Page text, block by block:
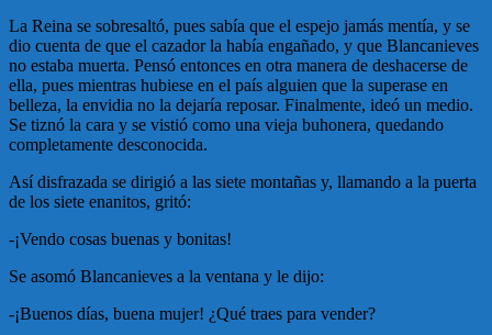
La Reina se sobresaltó, pues sabía que el espejo jamás mentía, y se
dio cuenta de que el cazador la había engañado, y que Blancanieves
no estaba muerta. Pensó entonces en otra manera de deshacerse de
ella, pues mientras hubiese en el país alguien que la superase en
belleza, la envidia no la dejaría reposar. Finalmente, ideó un medio.
Se tiznó la cara y se vistió como una vieja buhonera, quedando
completamente desconocida.
Así disfrazada se dirigió a las siete montañas y, llamando a la puerta
de los siete enanitos, gritó:
-¡Vendo cosas buenas y bonitas!
Se asomó Blancanieves a la ventana y le dijo:
-¡Buenos días, buena mujer! ¿Qué traes para vender?